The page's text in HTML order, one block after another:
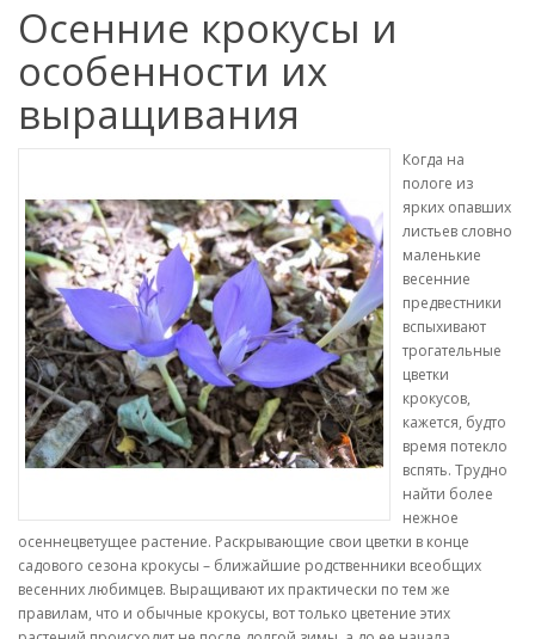
Осенние крокусы и
особенности их
выращивания
Когда на
пологе из
ярких опавших
листьев словно
маленькие
весенние
предвестники
вспыхивают
трогательные
цветки
крокусов,
кажется, будто
время потекло
вспять. Трудно
найти более
нежное
осеннецветущее растение. Раскрывающие свои цветки в конце
садового сезона крокусы – ближайшие родственники всеобщих
весенних любимцев. Выращивают их практически по тем же
правилам, что и обычные крокусы, вот только цветение этих